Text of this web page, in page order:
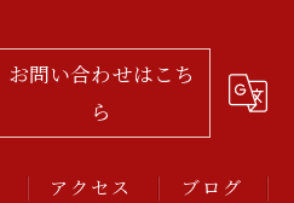
お問い合わせはこち
ら
アクセス ブログ